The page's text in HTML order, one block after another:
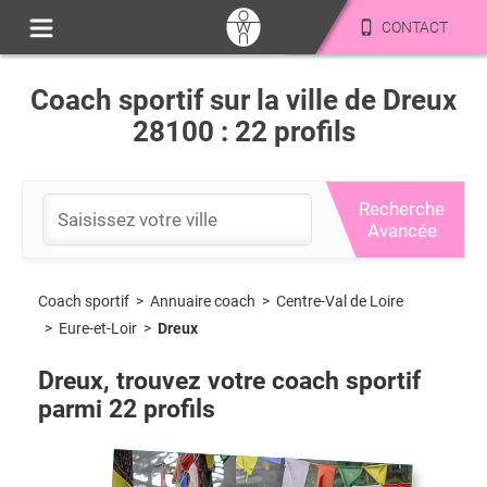
CONTACT
Coach sportif sur la ville de Dreux
28100 : 22 profils
Recherche
Avancée
Coach sportif > Annuaire coach > Centre-Val de Loire
> Eure-et-Loir > Dreux
Dreux, trouvez votre coach sportif
parmi 22 profils